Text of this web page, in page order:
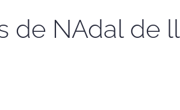
de NAdal de